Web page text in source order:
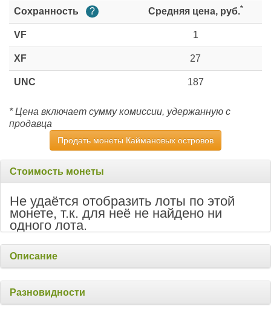
Сохранность ? Средняя цена, руб.*
VF 1
XF 27
UNC 187
* Цена включает сумму комиссии, удержанную с
продавца
Продать монеты Каймановых островов
Стоимость монеты
Не удаётся отобразить лоты по этой
монете, т.к. для неё не найдено ни
одного лота.
Описание
Разновидности